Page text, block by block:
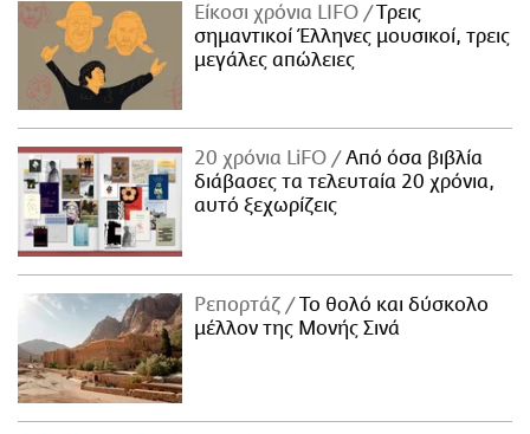
Είκοσι χρόνια LIFO
Tρεις
σημαντικοί Έλληνες μουσικοί, τρεις
μεγάλες απώλειες
20 χρόνια LiFO
Από όσα βιβλία
διάβασες τα τελευταία 20 χρόνια,
αυτό ξεχωρίζεις
Ρεπορτάζ
Το θολό και δύσκολο
μέλλον της Μονής Σινά